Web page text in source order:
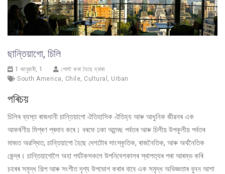
ছান্তিয়াগো, চিলি
1 জানুৱাৰী, 1
পোস্ট কৰা হৈছে দ্বাৰা
South America , Chile, Cultural , Urban
পৰিচয়
চিলিৰ ব্যস্ত ৰাজধানী চান্তিয়াগো ঐতিহাসিক ঐতিহ্য আৰু আধুনিক জীৱনৰ এক
আকৰ্ষণীয় মিশ্ৰণ প্ৰদান কৰে। বৰফে ঢকা আন্দেছ পৰ্বতৰ আৰু চিলীয় উপকূলীয় পৰ্বতৰ
মাজত অৱস্থিত, চান্তিয়াগো হৈছে দেশটোৰ সাংস্কৃতিক, ৰাজনৈতিক, আৰু অৰ্থনৈতিক
কেন্দ্ৰ। চান্তিয়াগোলৈ অহা পৰ্যটকসকলে উপনিবেশকালৰ স্থাপত্যৰ পৰা আৰম্ভ কৰি
চহৰৰ সমৃদ্ধ শিল্প আৰু সংগীত দৃশ্য উপভোগ কৰাৰ বাবে এক সমৃদ্ধ অভিজ্ঞতাৰ বুনন আশা